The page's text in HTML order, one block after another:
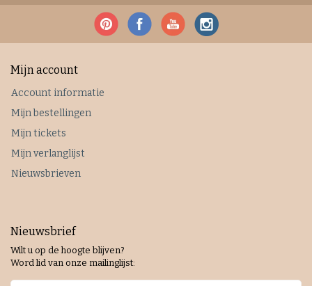
Mijn account
Account informatie
Mijn bestellingen
Mijn tickets
Mijn verlanglijst
Nieuwsbrieven
Nieuwsbrief
Wilt u op de hoogte blijven?
Word lid van onze mailinglijst: